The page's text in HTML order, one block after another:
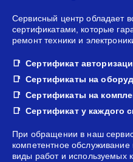
Сервисный центр обладает
сертификатами, которые
ремонт техники и
Сертификат
Сертификаты на
Сертификаты на
Сертификат у каждого
При обращении в наш
компетентное
виды работ и используемых